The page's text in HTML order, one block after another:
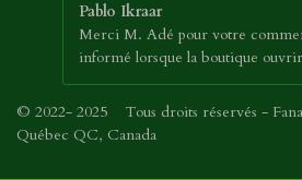
Pablo Ikraar
Merci M. Adé pour votre
informé lorsque la boutique
© 2022- 2025 Tous droits réservés -
Québec QC, Canada